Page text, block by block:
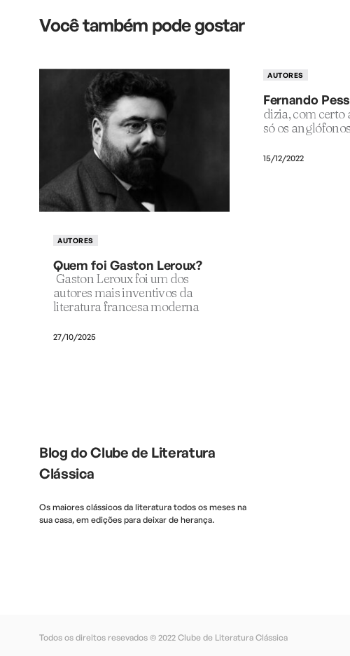
Você também pode gostar
AUTORES
Quem foi Gaston Leroux?
Gaston Leroux foi um dos
autores mais inventivos da
literatura francesa moderna
27/10/2025
AUTORES
Fernando
dizia, com certo
só os
15/12/2022
Blog do Clube de Literatura
Clássica
Os maiores clássicos da literatura todos os meses na
sua casa, em edições para deixar de herança.
Todos os direitos resevados © 2022 Clube de Literatura Clássica